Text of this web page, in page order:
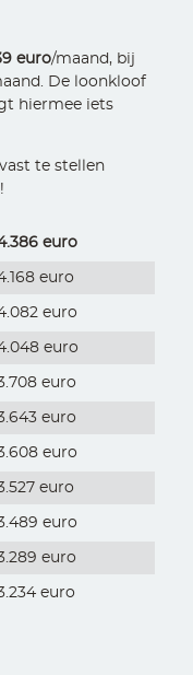
euro/maand, bij
De loonkloof
hiermee iets
te stellen
euro
euro
euro
euro
euro
euro
euro
euro
euro
euro
euro